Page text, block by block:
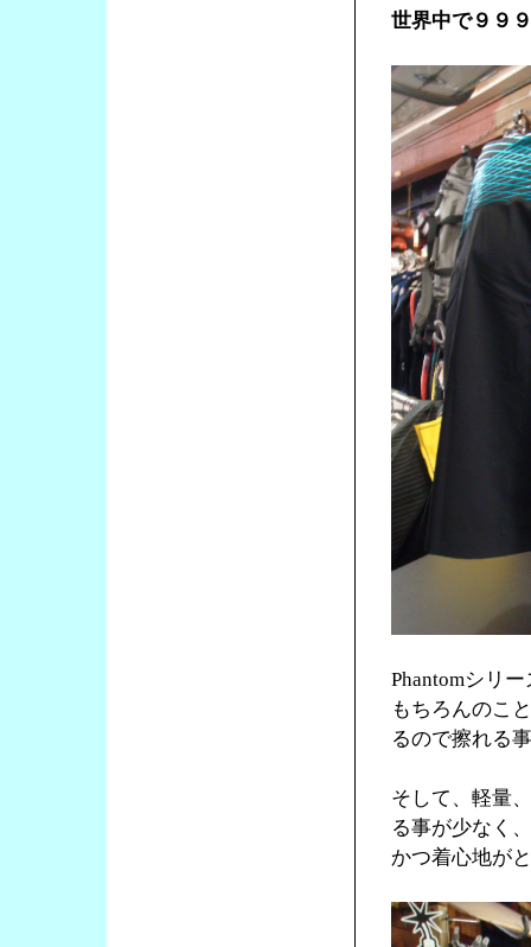
世界中で９９
Phantomシリ
もちろんのこ
るので擦れる
そして、軽量
る事が少なく
かつ着心地が